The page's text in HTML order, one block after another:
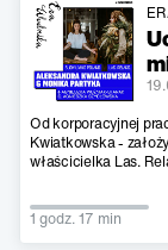
Od korporacyjnej
Kwiatkowska -
właścicielka Las.
1 godz. 17 min